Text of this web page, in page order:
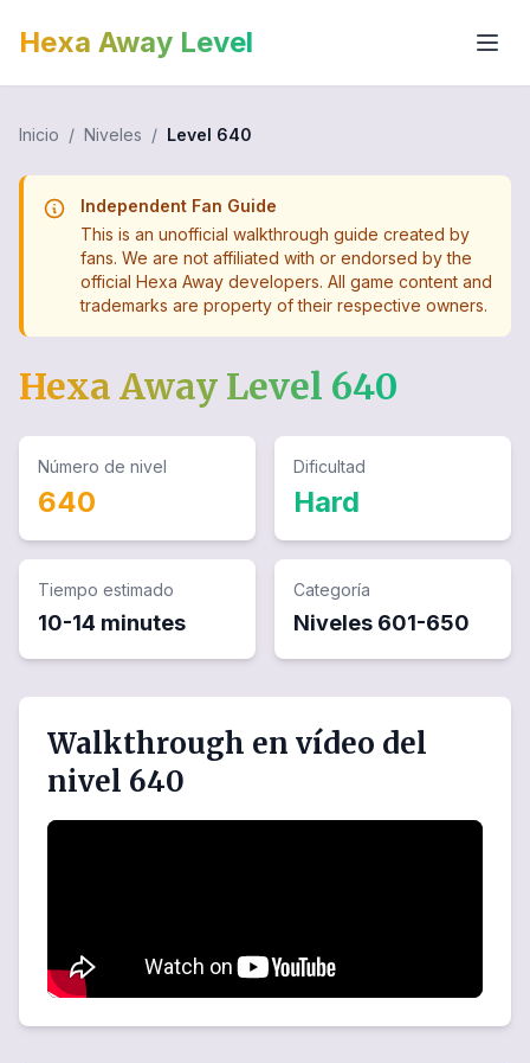
Hexa Away Level
Inicio / Niveles / Level 640
Independent Fan Guide
This is an unofficial walkthrough guide created by
fans. We are not affiliated with or endorsed by the
official Hexa Away developers. All game content and
trademarks are property of their respective owners.
Hexa Away Level 640
Número de nivel
640
Dificultad
Hard
Tiempo estimado
10-14 minutes
Categoría
Niveles 601-650
Walkthrough en vídeo del
nivel 640